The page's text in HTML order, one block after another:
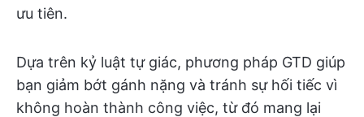
ưu tiên.
Dựa trên kỷ luật tự giác, phương pháp GTD giúp
bạn giảm bớt gánh nặng và tránh sự hối tiếc vì
không hoàn thành công việc, từ đó mang lại